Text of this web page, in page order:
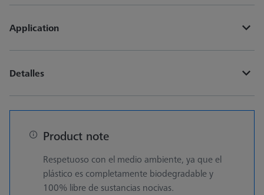
Application
Detalles
Product note
Respetuoso con el medio ambiente, ya que el
plástico es completamente biodegradable y
100% libre de sustancias nocivas.